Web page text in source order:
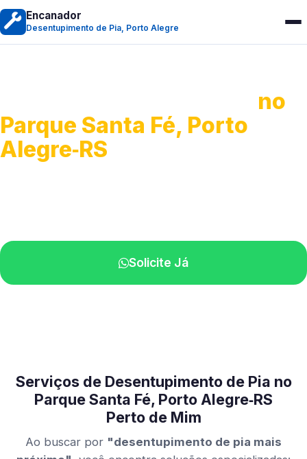
Encanador
Desentupimento de Pia, Porto Alegre
no
Parque Santa Fé, Porto
Alegre‑RS
Solicite Já
Serviços de Desentupimento de Pia no
Parque Santa Fé, Porto Alegre‑RS
Perto de Mim
Ao buscar por "desentupimento de pia mais